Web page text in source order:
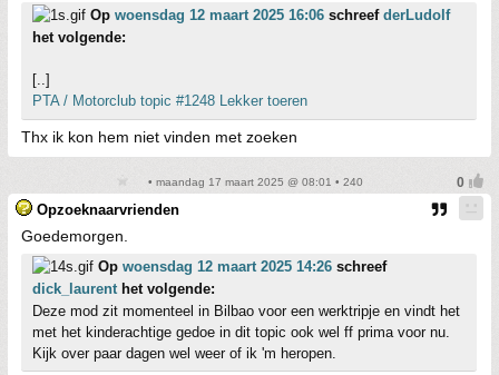
Op woensdag 12 maart 2025 16:06 schreef derLudolf
het volgende:
[..]
PTA / Motorclub topic #1248 Lekker toeren
Thx ik kon hem niet vinden met zoeken
• maandag 17 maart 2025 @ 08:01 • 240
Opzoeknaarvrienden
Goedemorgen.
Op woensdag 12 maart 2025 14:26 schreef
dick_laurenthet volgende:
Deze mod zit momenteel in Bilbao voor een werktripje en vindt het
met het kinderachtige gedoe in dit topic ook wel ff prima voor nu.
Kijk over paar dagen wel weer of ik 'm heropen.